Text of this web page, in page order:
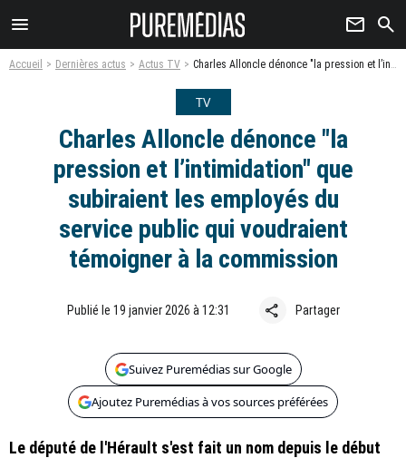
menu newsletter search
Accueil Dernières actus Actus TV Charles Alloncle dénonce "la pression et l’intimidation" que subiraient les employés du service public qui voudraient témoigner à la commission
TV
Charles Alloncle dénonce "la
pression et l’intimidation" que
subiraient les employés du
service public qui voudraient
témoigner à la commission
Publié le 19 janvier 2026 à 12:31 share Partager
Suivez Puremédias sur Google
Ajoutez Puremédias à vos sources préférées
Le député de l'Hérault s'est fait un nom depuis le début